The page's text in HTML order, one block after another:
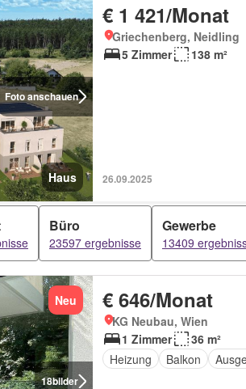
Foto anschauen
Haus
€ 1 421/Monat
Griechenberg, Neidling
5 Zimmer
138 m²
26.09.2025
Büro
23597 ergebnisse
Gewerbe
13409
18bilder
Neu € 646/Monat
KG Neubau, Wien
1 Zimmer
36 m²
Heizung
Balkon